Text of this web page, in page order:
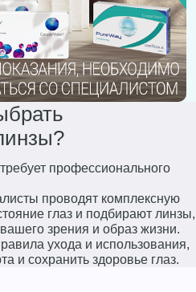
профессионального
проводят комплексную
глаз и подбирают линзы,
зрения и образ жизни.
ухода и использования,
и сохранить здоровье глаз.